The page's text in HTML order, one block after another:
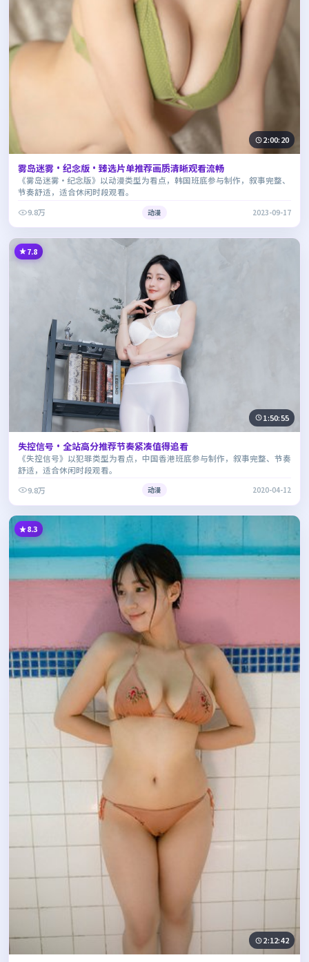
2:00:20
雾岛迷雾·纪念版·臻选片单推荐画质清晰观看流畅
《雾岛迷雾·纪念版》以动漫类型为看点，韩国班底参与制作，叙事完整、
节奏舒适，适合休闲时段观看。
9.8万
动漫 2023-09-17
7.8
1:50:55
失控信号·全站高分推荐节奏紧凑值得追看
《失控信号》以犯罪类型为看点，中国香港班底参与制作，叙事完整、节奏
舒适，适合休闲时段观看。
9.8万
动漫 2020-04-12
8.3
2:12:42